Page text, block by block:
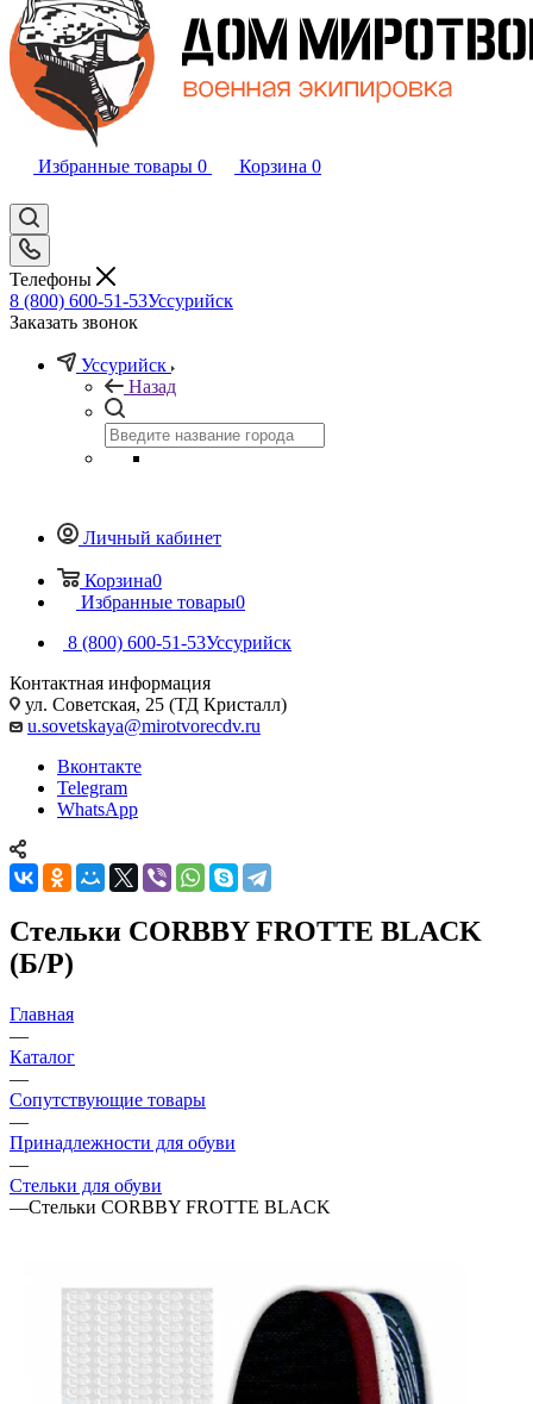
Избранные товары 0 Корзина 0
Телефоны
8 (800) 600-51-53Уссурийск
Заказать звонок
Уссурийск
Назад
Личный кабинет
Корзина0
Избранные товары0
8 (800) 600-51-53Уссурийск
Контактная информация
ул. Советская, 25 (ТД Кристалл)
u.sovetskaya@mirotvorecdv.ru
Вконтакте
Telegram
WhatsApp
Стельки CORBBY FROTTE BLACK
(Б/Р)
Главная
—
Каталог
—
Сопутствующие товары
—
Принадлежности для обуви
—
Стельки для обуви
—Стельки CORBBY FROTTE BLACK